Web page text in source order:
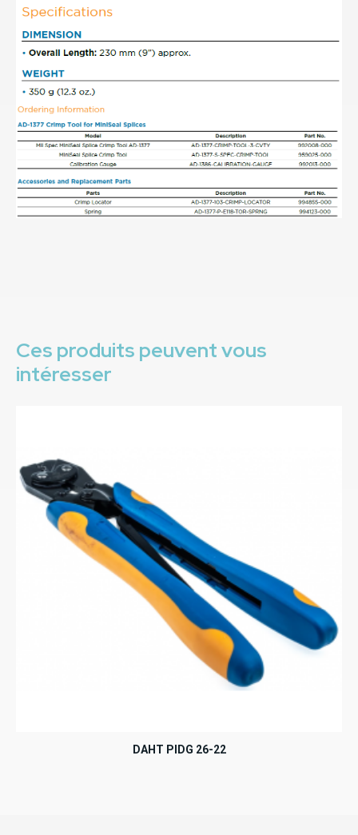
Ces produits peuvent vous
intéresser
DAHT PIDG 26-22